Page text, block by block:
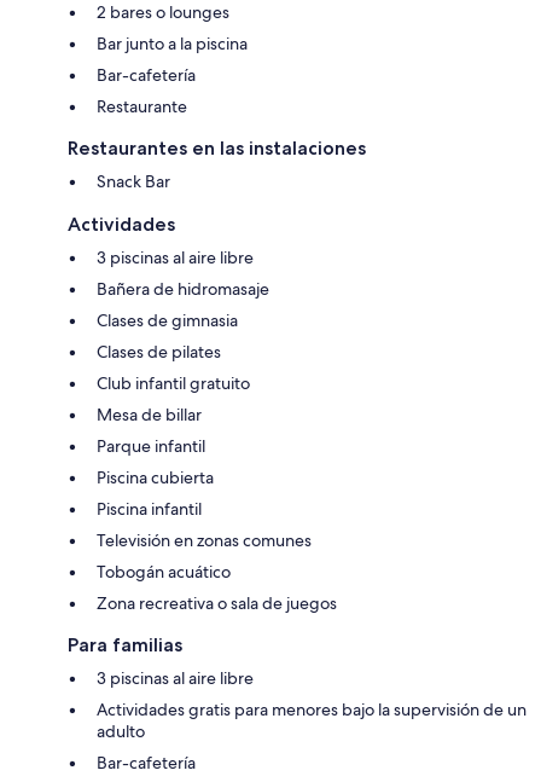
2 bares o lounges
Bar junto a la piscina
Bar-cafetería
Restaurante
Restaurantes en las instalaciones
Snack Bar
Actividades
3 piscinas al aire libre
Bañera de hidromasaje
Clases de gimnasia
Clases de pilates
Club infantil gratuito
Mesa de billar
Parque infantil
Piscina cubierta
Piscina infantil
Televisión en zonas comunes
Tobogán acuático
Zona recreativa o sala de juegos
Para familias
3 piscinas al aire libre
Actividades gratis para menores bajo la supervisión de un
adulto
Bar-cafetería